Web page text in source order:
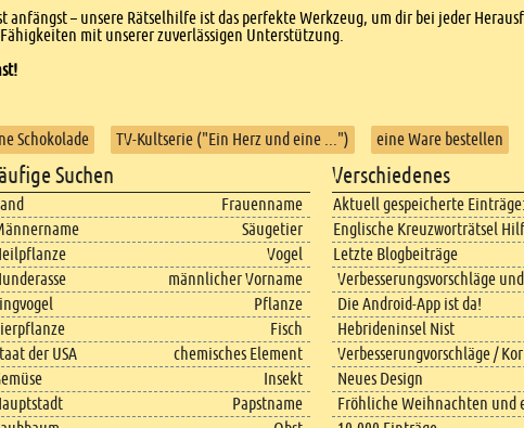
anfängst – unsere Rätselhilfe ist das perfekte Werkzeug, um dir bei jeder
mit unserer zuverlässigen Unterstützung.
Schokolade TV-Kultserie ("Ein Herz und eine ...") eine Ware bestellen
Suchen
Frauenname
Säugetier
Vogel
männlicher Vorname
Pflanze
Fisch
der USA
chemisches Element
Insekt
Papstname
Verschiedenes
Aktuell gespeicherte
Englische Kreuzworträtsel
Letzte Blogbeiträge
Verbesserungsvorschläge
Die Android-App ist da!
Hebrideninsel Nist
Verbesserungvorschläge /
Neues Design
Fröhliche Weihnachten und